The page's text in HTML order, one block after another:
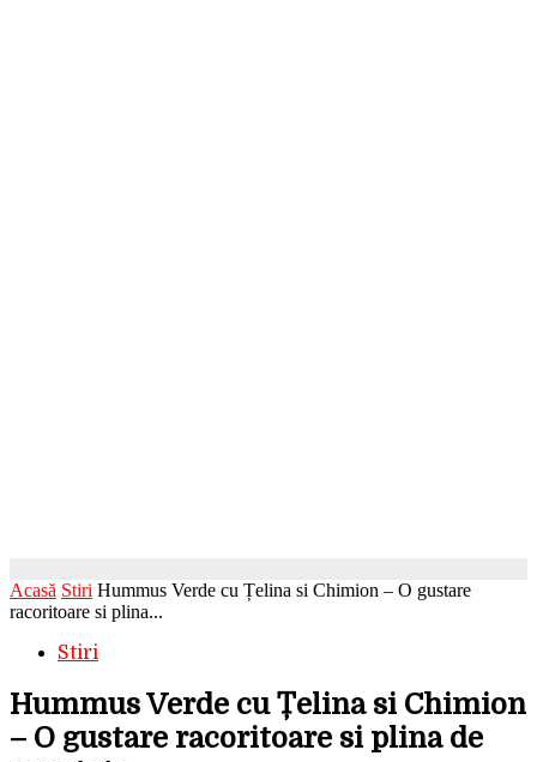
Acasă Stiri Hummus Verde cu Țelina si Chimion – O gustare
racoritoare si plina...
Stiri
Hummus Verde cu Țelina si Chimion
– O gustare racoritoare si plina de